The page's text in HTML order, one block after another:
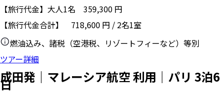
【旅行代金】大人1名 359,300 円
【旅行代金合計】 718,600 円 / 2名1室
燃油込み、諸税（空港税、リゾートフィーなど）等別
ツアー詳細
成田発｜マレーシア航空 利用｜パリ 3泊6
日